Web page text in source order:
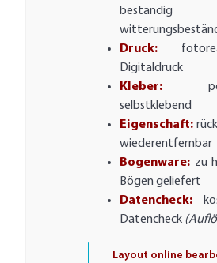
Druck:
Digitaldruck
Kleber:
selbstklebend
Eigenschaft:
wiederentfernbar
Bogenware:zu
Bögen geliefert
Datencheck:
Datencheck
Layout online